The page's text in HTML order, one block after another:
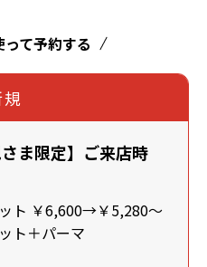
て予約する
ま限定】ご来店時
ト ￥6,600→￥5,280～
ト＋パーマ